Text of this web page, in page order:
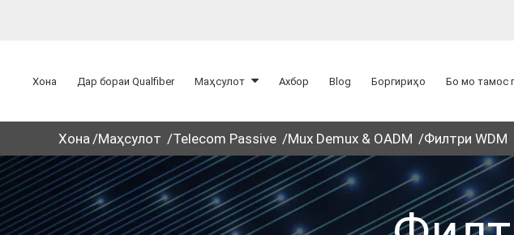
Хона Дар бораи Qualfiber Маҳсулот Ахбор Blog Боргириҳо Бо мо тамос
Хона Маҳсулот Telecom Passive Mux Demux & OADM Филтри WDM